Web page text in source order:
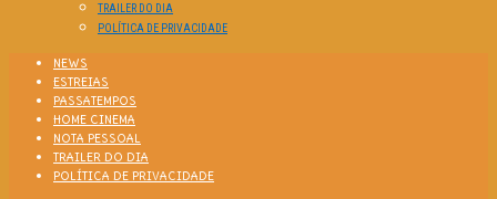
TRAILER DO DIA
POLÍTICA DE PRIVACIDADE
NEWS
ESTREIAS
PASSATEMPOS
HOME CINEMA
NOTA PESSOAL
TRAILER DO DIA
POLÍTICA DE PRIVACIDADE